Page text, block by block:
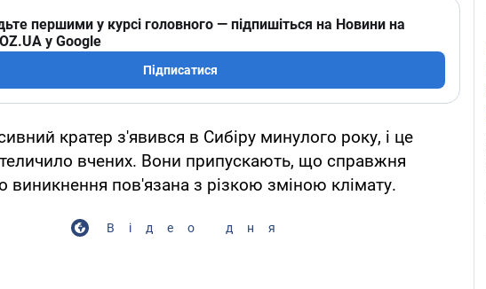
першими у курсі головного — підпишіться на Новини на
у Google
Підписатися
кратер з'явився в Сибіру минулого року, і це
вчених. Вони припускають, що справжня
виникнення пов'язана з різкою зміною клімату.
Відео дня